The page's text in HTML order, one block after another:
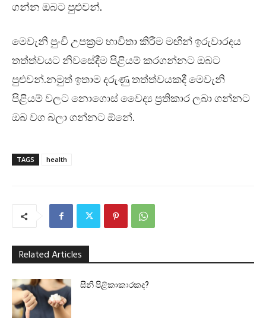
ගන්න ඔබට පුළුවන්.
මෙවැනි පුංචි උපක්‍රම භාවිතා කිරීම මඟින් ඉරුවාරදය
තත්ත්වයට නිවසේදීම පිළියම් කරගන්නට ඔබට
පුළුවන්.නමුත් ඉතාම දරුණු තත්ත්වයකදී මෙවැනි
පිළියම් වලට නොගොස් වෛද්‍ය ප්‍රතිකාර ලබා ගන්නට
ඔබ වග බලා ගන්නට ඕනේ.
TAGS health
Related Articles
සීනි පිළිකාකාරකද?